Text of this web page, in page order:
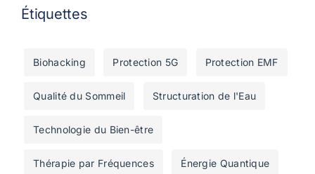
Étiquettes
Biohacking Protection 5G Protection EMF
Qualité du Sommeil Structuration de l'Eau
Technologie du Bien-être
Thérapie par Fréquences Énergie Quantique